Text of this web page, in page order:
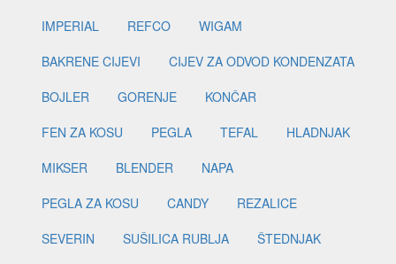
IMPERIAL
REFCO
WIGAM
BAKRENE CIJEVI
CIJEV ZA ODVOD KONDENZATA
BOJLER
GORENJE
KONČAR
FEN ZA KOSU
PEGLA TEFAL
HLADNJAK
MIKSER
BLENDER
NAPA
PEGLA ZA KOSU
CANDY
REZALICE
SEVERIN
SUŠILICA RUBLJA
ŠTEDNJAK